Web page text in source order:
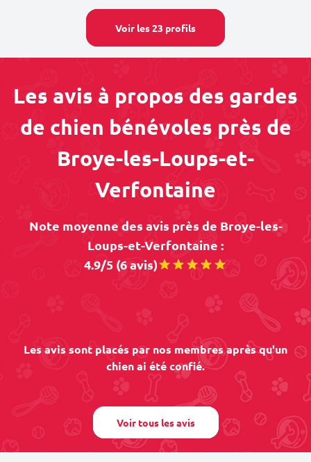
Voir les 23 profils
Les avis à propos des gardes
de chien bénévoles près de
Broye-les-Loups-et-
Verfontaine
Note moyenne des avis près de Broye-les-
Loups-et-Verfontaine :
4.9/5 (6 avis)
Les avis sont placés par nos membres après qu'un
chien ai été confié.
Voir tous les avis